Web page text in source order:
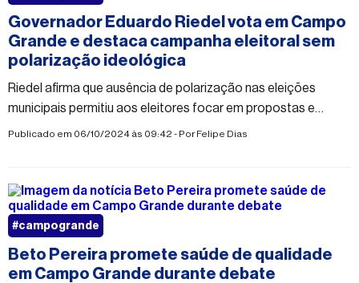
Governador Eduardo Riedel vota em Campo
Grande e destaca campanha eleitoral sem
polarização ideológica
Riedel afirma que ausência de polarização nas eleições
municipais permitiu aos eleitores focar em propostas e
escolher melhor seus candidatos
Publicado em 06/10/2024 às 09:42 - PorFelipe Dias
Beto Pereira promete saúde de qualidade
em Campo Grande durante debate
#campogrande